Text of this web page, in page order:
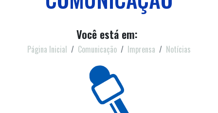
Você está em:
Página Inicial Comunicação Imprensa Notícias